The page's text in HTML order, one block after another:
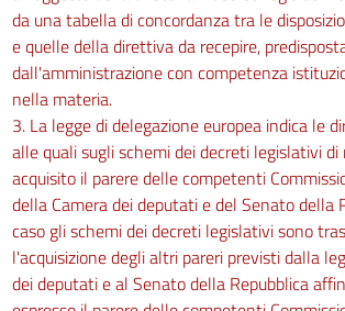
da una tabella di concordanza tra le
e quelle della direttiva da recepire,
dall'amministrazione con competenza
nella materia.
3. La legge di delegazione europea indica le
alle quali sugli schemi dei decreti legislativi
acquisito il parere delle competenti
della Camera dei deputati e del Senato della
caso gli schemi dei decreti legislativi sono
l'acquisizione degli altri pareri previsti dalla
dei deputati e al Senato della Repubblica